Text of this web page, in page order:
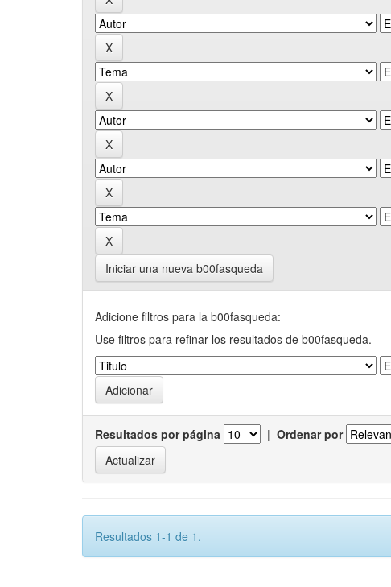
Iniciar una nueva b00fasqueda
Adicione filtros para la b00fasqueda:
Use filtros para refinar los resultados de b00fasqueda.
Resultados por página | Ordenar por
Resultados 1-1 de 1.